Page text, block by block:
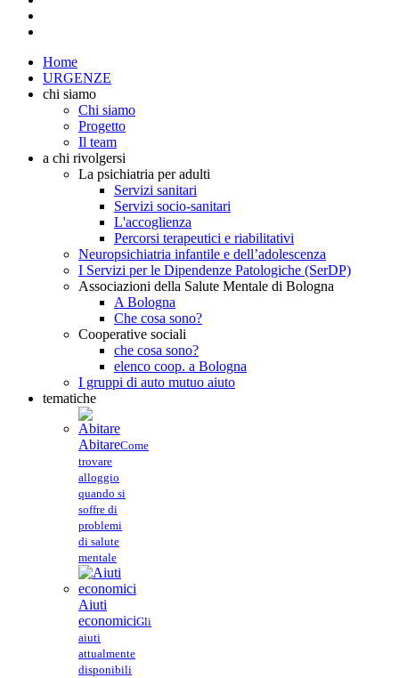
Home
URGENZE
chi siamo
Chi siamo
Progetto
Il team
a chi rivolgersi
La psichiatria per adulti
Servizi sanitari
Servizi socio-sanitari
L'accoglienza
Percorsi terapeutici e riabilitativi
Neuropsichiatria infantile e dell’adolescenza
I Servizi per le Dipendenze Patologiche (SerDP)
Associazioni della Salute Mentale di Bologna
A Bologna
Che cosa sono?
Cooperative sociali
che cosa sono?
elenco coop. a Bologna
I gruppi di auto mutuo aiuto
tematiche
AbitareCome
trovare
alloggio
quando si
soffre di
problemi
di salute
mentale
Aiuti
economiciGli
aiuti
attualmente
disponibili